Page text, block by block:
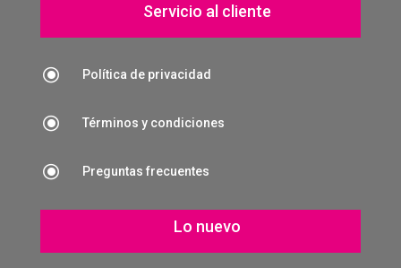
Servicio al cliente
\ Política de privacidad
\ Términos y condiciones
\ Preguntas frecuentes
Lo nuevo